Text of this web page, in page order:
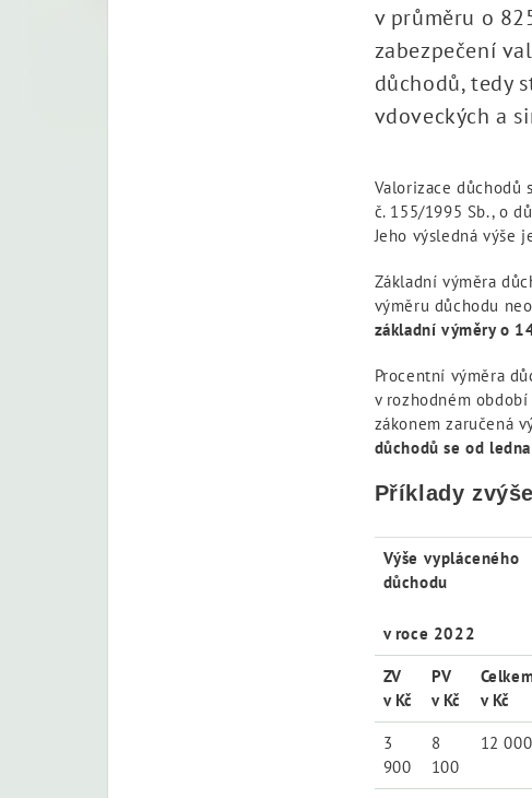
v průměru o
zabezpečení
důchodů, tedy
vdoveckých a
Valorizace důchodů
č. 155/1995 Sb., o
Jeho výsledná výše
Základní výměra
výměru důchodu
základní výměry o
Procentní výměra
v rozhodném
zákonem zaručená
důchodů se od
Příklady
Výše vypláceného
důchodu
v roce 2022
ZV
v Kč
PV
v Kč
v Kč
3
900
8
100
12 000